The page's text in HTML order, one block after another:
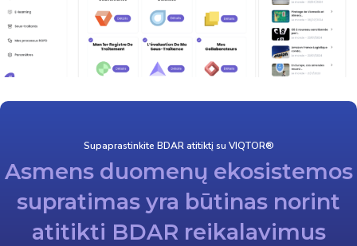
Supaprastinkite BDAR atitiktį su VIQTOR®
Asmens duomenų ekosistemos
supratimas yra būtinas norint
atitikti BDAR reikalavimus